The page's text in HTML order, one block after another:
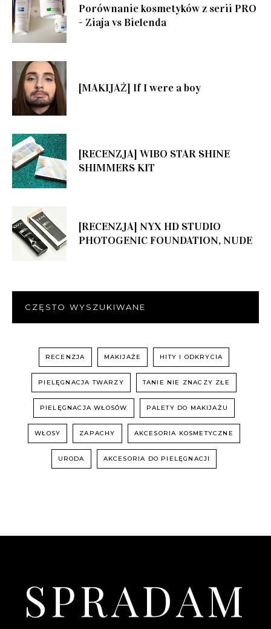
Porównanie kosmetyków z serii PRO
- Ziaja vs Bielenda
[MAKIJAŻ] If I were a boy
[RECENZJA] WIBO STAR SHINE
SHIMMERS KIT
[RECENZJA] NYX HD STUDIO
PHOTOGENIC FOUNDATION, NUDE
CZĘSTO WYSZUKIWANE
RECENZJA MAKIJAŻE HITY I ODKRYCIA
PIELĘGNACJA TWARZY TANIE NIE ZNACZY ZŁE
PIELĘGNACJA WŁOSÓW PALETY DO MAKIJAŻU
WŁOSY ZAPACHY AKCESORIA KOSMETYCZNE
URODA AKCESORIA DO PIELĘGNACJI
SPRADAM